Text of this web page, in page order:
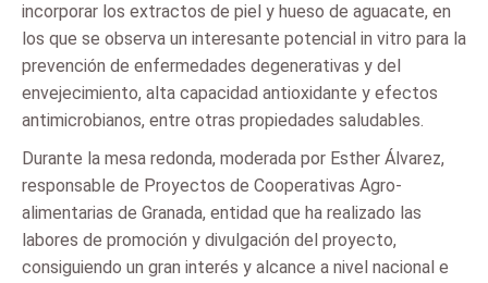
incorporar los extractos de piel y hueso de aguacate, en
los que se observa un interesante potencial in vitro para la
prevención de enfermedades degenerativas y del
envejecimiento, alta capacidad antioxidante y efectos
antimicrobianos, entre otras propiedades saludables.
Durante la mesa redonda, moderada por Esther Álvarez,
responsable de Proyectos de Cooperativas Agro-
alimentarias de Granada, entidad que ha realizado las
labores de promoción y divulgación del proyecto,
consiguiendo un gran interés y alcance a nivel nacional e